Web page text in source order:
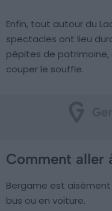
Enfin, tout autour du
spectacles ont lieu
pépites de
couper le souffle.
Comment aller
Bergame est
bus ou en voiture.